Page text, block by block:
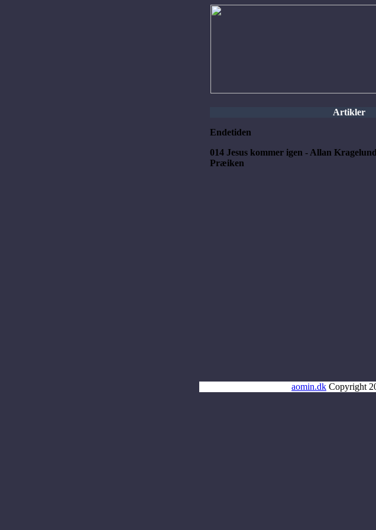
Artikler
Endetiden
014 Jesus kommer igen - Allan
Præiken
aomin.dk Copyright